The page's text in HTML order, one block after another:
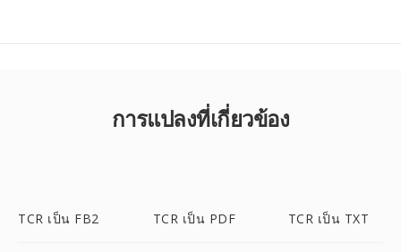
การแปลงที่เกี่ยวข้อง
TCR เป็น FB2 TCR เป็น PDF TCR เป็น TXT